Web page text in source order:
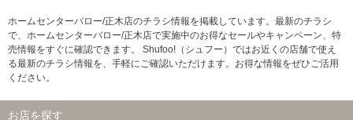
ホームセンターバロー/正木店のチラシ情報を掲載しています。最新のチラシ
で、ホームセンターバロー/正木店で実施中のお得なセールやキャンペーン、特
売情報をすぐに確認できます。 Shufoo!（シュフー）ではお近くの店舗で使え
る最新のチラシ情報を、手軽にご確認いただけます。お得な情報をぜひご活用
ください。
お店を探す